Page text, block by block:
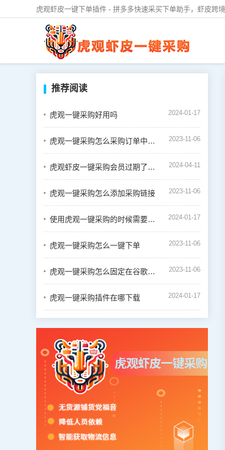
虎观虾皮一键下单插件 - 拼多多快速采买下单助手，虾皮跨
推荐阅读
虎观一键采购好用吗 2024-01-17
虎观一键采购怎么采购订单中的商品 2023-11-06
虎观虾皮一键采购会员过期了怎么续费 2024-04-11
虎观一键采购怎么添加采购链接 2023-11-06
使用虎观一键采购的时候需要绑定虾皮店铺吗 2024-01-17
虎观一键采购怎么一键下单 2023-11-06
虎观一键采购怎么固定在谷歌浏览器的插件栏中 2023-11-06
虎观一键采购插件在哪下载 2024-01-17